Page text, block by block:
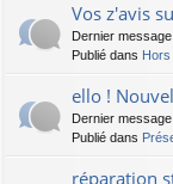
Vos z'avis
Dernier
Publié dans
ello !
Dernier
Publié dans
réparation